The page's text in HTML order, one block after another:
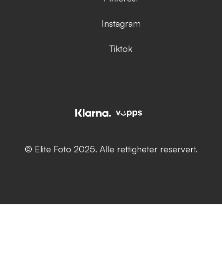
Instagram
Tiktok
© Elite Foto 2025. Alle rettigheter reservert.